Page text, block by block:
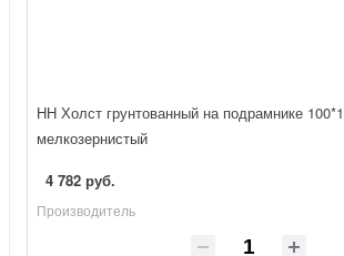
НН Холст грунтованный на подрамнике
мелкозернистый
4 782 руб.
Производитель